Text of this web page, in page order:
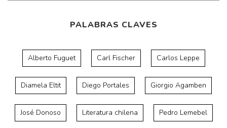
PALABRAS CLAVES
Alberto Fuguet Carl Fischer Carlos Leppe
Diamela Eltit Diego Portales Giorgio Agamben
José Donoso Literatura chilena Pedro Lemebel